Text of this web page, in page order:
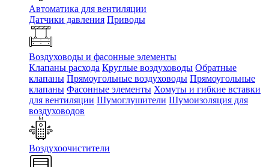
Автоматика для вентиляции
Датчики давления Приводы
Воздуховоды и фасонные элементы
Клапаны расхода Круглые воздуховоды Обратные
клапаны Прямоугольные воздуховоды Прямоугольные
клапаны Фасонные элементы Хомуты и гибкие вставки
для вентиляции Шумоглушители Шумоизоляция для
воздуховодов
Воздухоочистители